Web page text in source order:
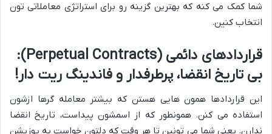
شما کمک می کنه که بهترین گزینه رو برای استراتژی معاملاتی تون
انتخاب کنین.
قراردادهای دائمی (Perpetual Contracts):
بی تاریخ انقضا، پرطرفدار و فاندینگ ریت دار!
این قراردادها همون هایی هستن که بیشتر معامله گرها ازشون
استفاده می کنن. همونطور که از اسمشون پیداست، تاریخ انقضا
ندارن. یعنی شما می تونین تا هر وقت که دلتون خواست یه پوزیشن